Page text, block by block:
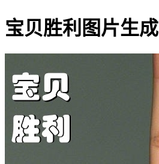
宝贝胜利图片生成